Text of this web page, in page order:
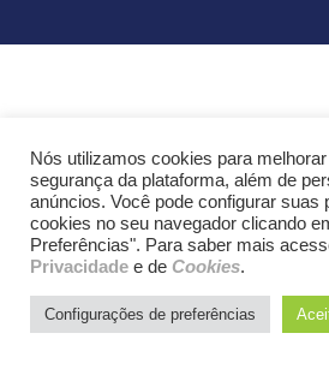
Nós utilizamos cookies para
segurança da plataforma, além de
anúncios. Você pode configurar suas
cookies no seu navegador clicando
Preferências". Para saber mais
Privacidade e de Cookies.
Configurações de preferências